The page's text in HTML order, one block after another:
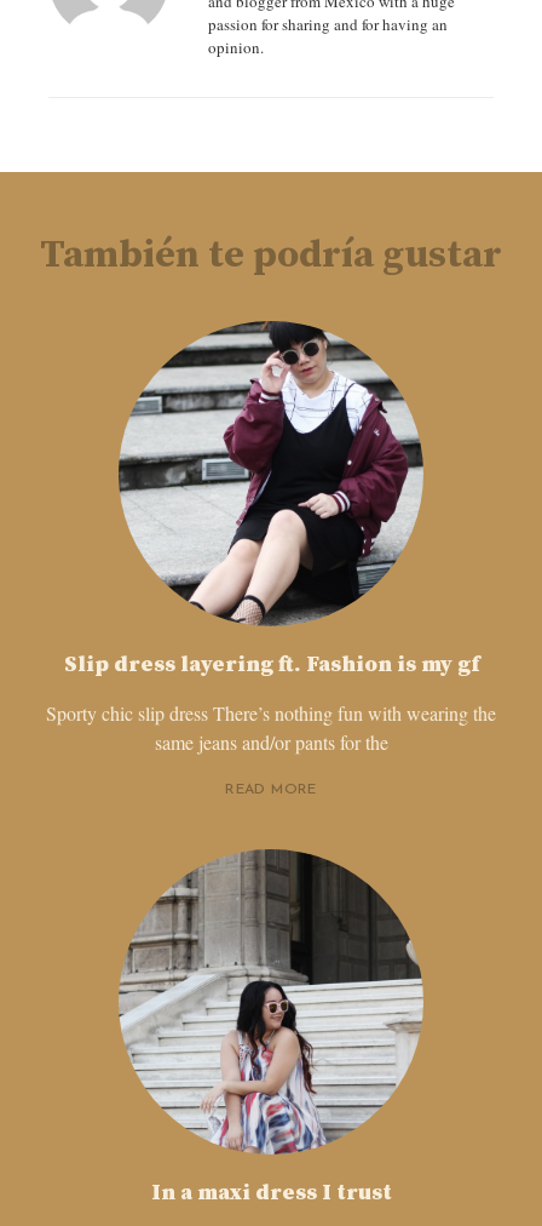
passion for sharing and for having an
opinion.
También te podría gustar
Slip dress layering ft. Fashion is my gf
Sporty chic slip dress There’s nothing fun with wearing the
same jeans and/or pants for the
READ MORE
In a maxi dress I trust